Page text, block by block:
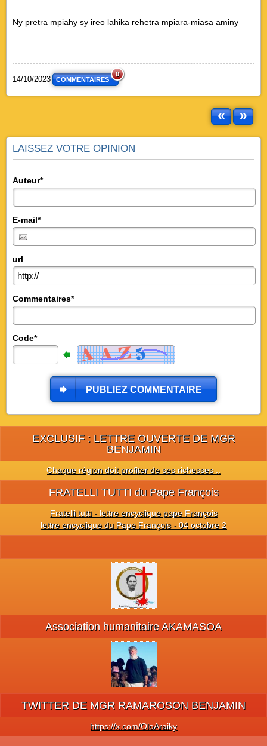
Ny pretra mpiahy sy ireo lahika rehetra mpiara-miasa aminy
14/10/2023 COMMENTAIRES
0
« »
LAISSEZ VOTRE OPINION
Auteur*
E-mail*
url
Commentaires*
Code*
PUBLIEZ COMMENTAIRE
EXCLUSIF : LETTRE OUVERTE DE MGR
BENJAMIN
Chaque région doit profiter de ses richesses ..
FRATELLI TUTTI du Pape François
Fratelli tutti - lettre encyclique pape François
lettre encyclique du Pape François - 04 octobre 2
Association humanitaire AKAMASOA
TWITTER DE MGR RAMAROSON BENJAMIN
https://x.com/OloAraiky